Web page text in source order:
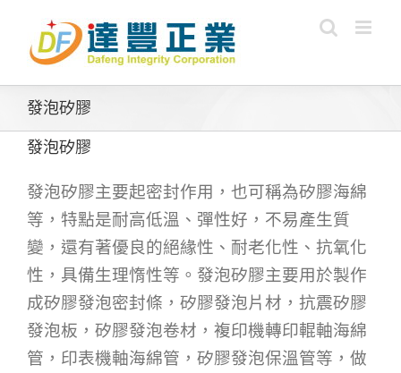
content
發泡矽膠
發泡矽膠
發泡矽膠主要起密封作用，也可稱為矽膠海綿
等，特點是耐高低溫、彈性好，不易產生質
變，還有著優良的絕緣性、耐老化性、抗氧化
性，具備生理惰性等。發泡矽膠主要用於製作
成矽膠發泡密封條，矽膠發泡片材，抗震矽膠
發泡板，矽膠發泡卷材，複印機轉印輥軸海綿
管，印表機軸海綿管，矽膠發泡保溫管等，做